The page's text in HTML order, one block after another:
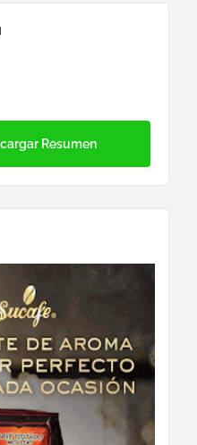
Resumen